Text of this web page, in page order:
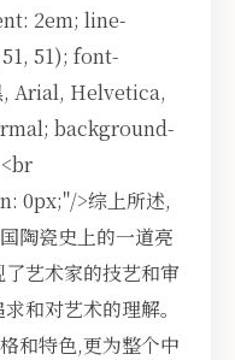
2em; line-
51); font-
, Arial, Helvetica,
background-
0px;"/>综上所述,
陶瓷史上的一道亮
艺术家的技艺和审
和对艺术的理解。
和特色,更为整个中